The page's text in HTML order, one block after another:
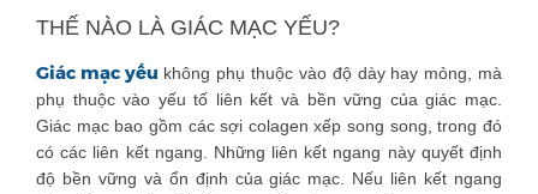
THẾ NÀO LÀ GIÁC MẠC YẾU?
Giác mạc yếu không phụ thuộc vào độ dày hay mỏng, mà
phụ thuộc vào yếu tố liên kết và bền vững của giác mạc.
Giác mạc bao gồm các sợi colagen xếp song song, trong đó
có các liên kết ngang. Những liên kết ngang này quyết định
độ bền vững và ổn định của giác mạc. Nếu liên kết ngang